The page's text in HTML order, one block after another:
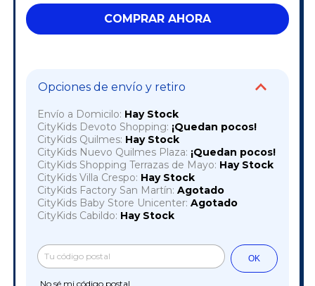
Opciones de envío y retiro
Envío a Domicilo: Hay Stock
CityKids Devoto Shopping: ¡Quedan pocos!
CityKids Quilmes: Hay Stock
CityKids Nuevo Quilmes Plaza: ¡Quedan pocos!
CityKids Shopping Terrazas de Mayo: Hay Stock
CityKids Villa Crespo: Hay Stock
CityKids Factory San Martín: Agotado
CityKids Baby Store Unicenter: Agotado
CityKids Cabildo: Hay Stock
Entregas para el CP: Cambiar CP
OK
No sé mi código postal